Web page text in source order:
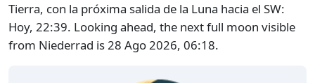
Tierra, con la próxima salida de la Luna hacia el SW:
Hoy, 22:39. Looking ahead, the next full moon visible
from Niederrad is 28 Ago 2026, 06:18.